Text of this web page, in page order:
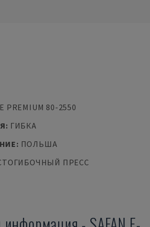
PREMIUM 80-2550
: ГИБКА
: ПОЛЬША
ПРЕСС